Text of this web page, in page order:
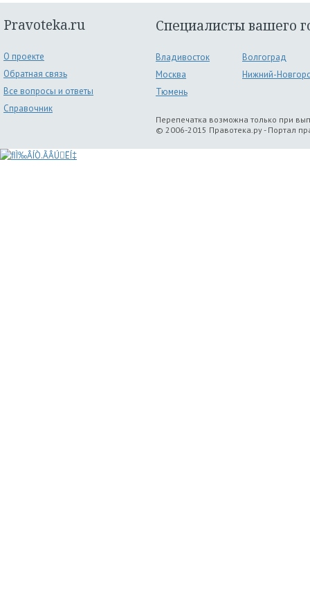
Pravoteka.ru
О проекте
Обратная связь
Все вопросы и ответы
Справочник
Специалисты вашего
Владивосток
Волгоград
Москва
Нижний-
Тюмень
Перепечатка возможна только при
© 2006-2015 Правотека.ру - Портал